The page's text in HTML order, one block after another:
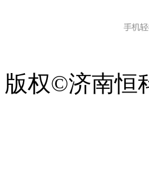
版权©济南恒